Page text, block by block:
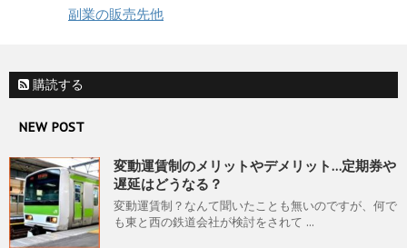
副業の販売先他
購読する
NEW POST
変動運賃制のメリットやデメリット…定期券や
遅延はどうなる？
変動運賃制？なんて聞いたことも無いのですが、何で
も東と西の鉄道会社が検討をされて ...